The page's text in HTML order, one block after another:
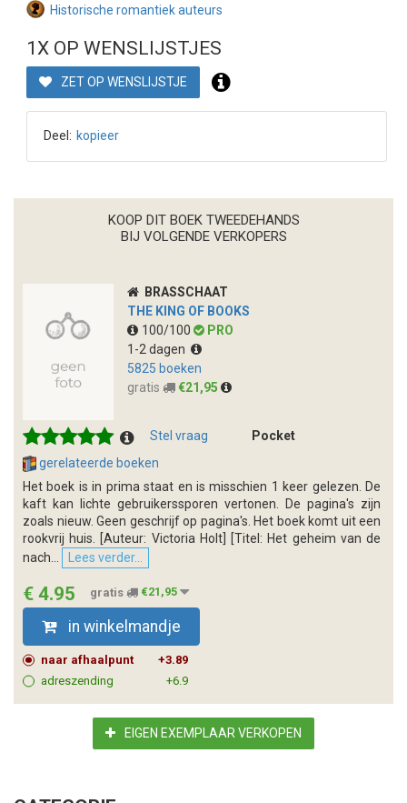
Historische romantiek auteurs
1X OP WENSLIJSTJES
ZET OP WENSLIJSTJE
Deel: kopieer
KOOP DIT BOEK TWEEDEHANDS
BIJ VOLGENDE VERKOPERS
BRASSCHAAT
THE KING OF BOOKS
100/100
PRO
1-2 dagen
5825 boeken
gratis
€21,95
Stel vraag
Pocket
gerelateerde boeken
Het boek is in prima staat en is misschien 1 keer gelezen. De
kaft kan lichte gebruikerssporen vertonen. De pagina's zijn
zoals nieuw. Geen geschrijf op pagina's. Het boek komt uit een
rookvrij huis. [Auteur: Victoria Holt] [Titel: Het geheim van de
nach...
Lees verder...
€ 4.95 gratis €21,95
in winkelmandje
naar afhaalpunt
+3.89
adreszending
+6.9
EIGEN EXEMPLAAR VERKOPEN